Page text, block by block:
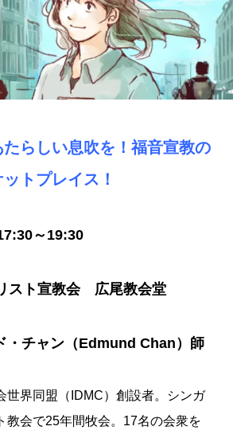
たらしい息吹を！福音宣教の
トプレイス！
～19:30
スト宣教会 広尾教会堂
チャン（Edmund Chan）師
世界同盟（IDMC）創設者。シンガ
教会で25年間牧会。17名の会衆を